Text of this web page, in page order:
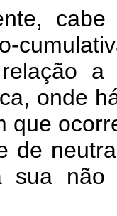
a
onde
que
de
sua não